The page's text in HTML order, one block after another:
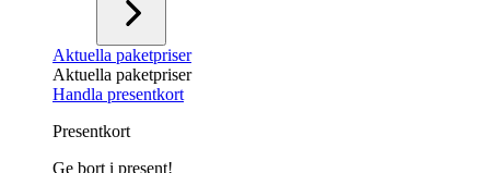
Aktuella paketpriser
Aktuella paketpriser
Handla presentkort
Presentkort
Ge bort i present!